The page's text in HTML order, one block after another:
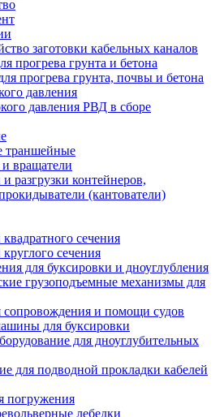
заготовки кабельных каналов
прогрева грунта и бетона
прогрева грунта, почвы и бетона
давления
давления РВД в сборе
траншейные
вращатели
разгрузки контейнеров,
(кантователи)
сечения
сечения
для буксировки и дноуглубления
грузоподъемные механизмы для
сопровождения и помощи судов
для буксировки
для дноуглубительных
для подводной прокладки кабелей
погружения
лебедки